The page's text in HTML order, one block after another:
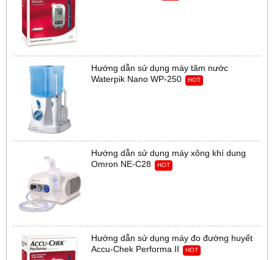
Hướng dẫn sử dụng máy tăm nước
Waterpik Nano WP-250
HOT
Hướng dẫn sử dụng máy xông khí dung
Omron NE-C28
HOT
Hướng dẫn sử dụng máy đo đường huyết
Accu-Chek Performa II
HOT